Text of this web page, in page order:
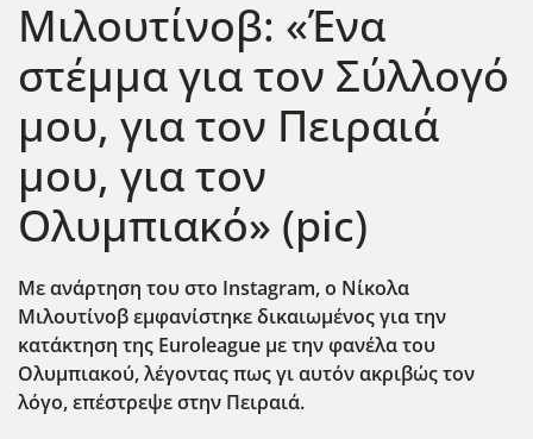
Μιλουτίνοβ: «Ένα
στέμμα για τον Σύλλογό
μου, για τον Πειραιά
μου, για τον
Ολυμπιακό» (pic)
Με ανάρτηση του στο Instagram, o Νίκολα
Μιλουτίνοβ εμφανίστηκε δικαιωμένος για την
κατάκτηση της Euroleague με την φανέλα του
Ολυμπιακού, λέγοντας πως γι αυτόν ακριβώς τον
λόγο, επέστρεψε στην Πειραιά.